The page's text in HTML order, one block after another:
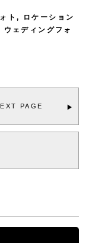
ト,
ロケーション
ウェディングフォ
PAGE